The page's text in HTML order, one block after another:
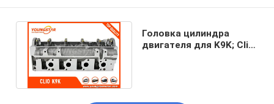
Насос управления рулем автомобиля
Части двигателя автомобиля
Головка цилиндра
двигателя для K9K; Clio